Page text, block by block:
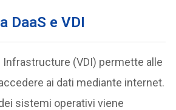
DaaS e VDI
Infrastructure (VDI) permette alle
ai dati mediante internet.
sistemi operativi viene